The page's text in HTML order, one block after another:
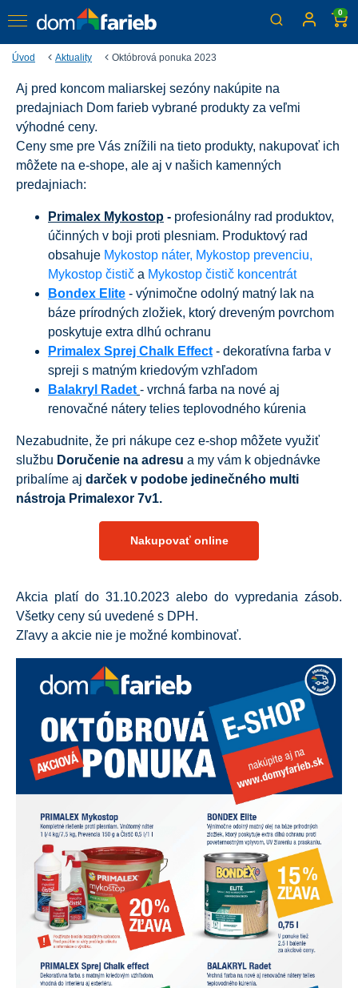
0
Úvod Aktuality Októbrová ponuka 2023
Októbrová ponuka
Nakupujte online aj v kamenných predajniach
Aj pred koncom maliarskej sezóny nakúpite na
predajniach Dom farieb vybrané produkty za veľmi
výhodné ceny.
Ceny sme pre Vás znížili na tieto produkty, nakupovať ich
môžete na e-shope, ale aj v našich kamenných
predajniach:
Primalex Mykostop - profesionálny rad produktov,
účinných v boji proti plesniam. Produktový rad
obsahuje Mykostop náter, Mykostop prevenciu,
Mykostop čistič a Mykostop čistič koncentrát
Bondex E lite - výnimočne odolný matný lak na
báze prírodných zložiek, ktorý dreveným povrchom
poskytuje extra dlhú ochranu
Primalex Sprej Chalk Effect - dekoratívna farba v
spreji s matným kriedovým vzhľadom
Balakryl Radet - vrchná farba na nové aj
renovačné nátery telies teplovodného kúrenia
Nezabudnite, že pri nákupe cez e-shop môžete využiť
službu Doručenie na adresu a my vám k objednávke
pribalíme aj darček v podobe jedinečného multi
nástroja Primalexor 7v1.
Nakupovať online
Akcia platí do 31.10.2023 alebo do vypredania zásob.
Všetky ceny sú uvedené s DPH.
Zľavy a akcie nie je možné kombinovať.